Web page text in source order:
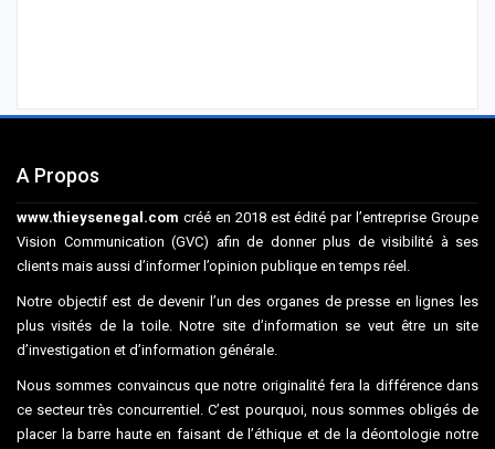
A Propos
www.thieysenegal.com créé en 2018 est édité par l’entreprise Groupe
Vision Communication (GVC) afin de donner plus de visibilité à ses
clients mais aussi d’informer l’opinion publique en temps réel.
Notre objectif est de devenir l’un des organes de presse en lignes les
plus visités de la toile. Notre site d’information se veut être un site
d’investigation et d’information générale.
Nous sommes convaincus que notre originalité fera la différence dans
ce secteur très concurrentiel. C’est pourquoi, nous sommes obligés de
placer la barre haute en faisant de l’éthique et de la déontologie notre